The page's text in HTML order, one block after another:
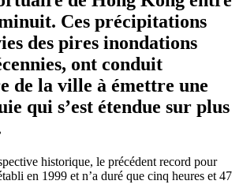
Ces précipitations
des pires inondations
ont conduit
de la ville à émettre une
qui s’est étendue sur plus
historique, le précédent record pour
en 1999 et n’a duré que cinq heures et 47